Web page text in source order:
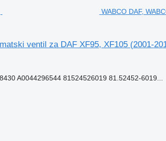
WABCO DAF,
ventil za DAF XF95, XF105 (2001-
A0044296544 81524526019 81.52452-6019...